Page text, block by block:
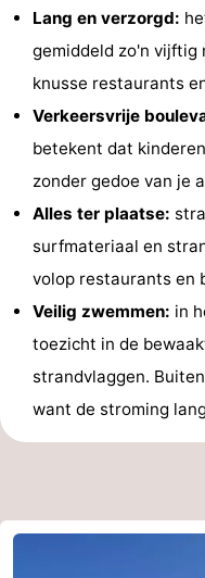
Zwembaden
-
Fietsen
Wandelen
-
Paardrijden
Golfbanen
-
Surfen
Eten
en
drinken
Jachthaven
Evenementen
Praktisch
Lang en verzorgd:
gemiddeld zo'n vijftig
knusse restaurants
Verkeersvrije
betekent dat
zonder gedoe van je
Alles ter plaatse:
surfmateriaal en
volop restaurants en
Veilig zwemmen: in
toezicht in de
strandvlaggen.
want de stroming